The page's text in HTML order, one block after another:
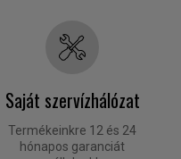
Saját szervízhálózat
Termékeinkre 12 és 24
hónapos garanciát